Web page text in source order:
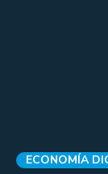
ECONOMÍA